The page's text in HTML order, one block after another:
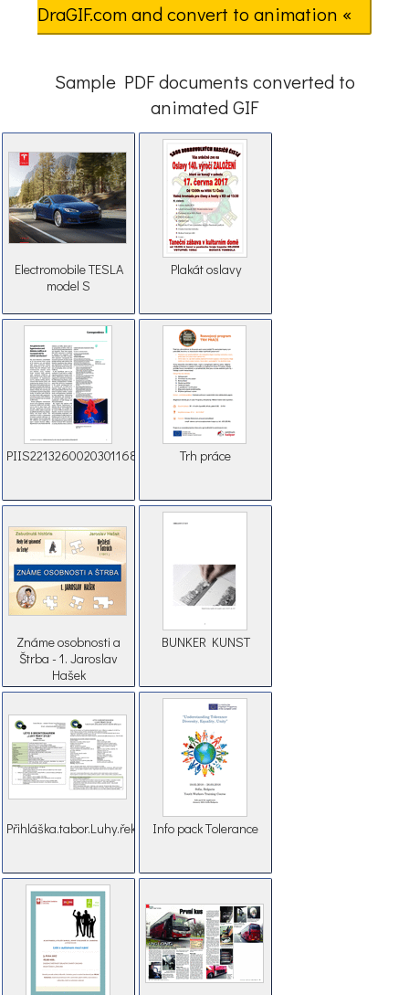
DraGIF.com and convert to animation «
Sample PDF documents converted to
animated GIF
Electromobile TESLA
model S
Plakát oslavy
PIIS2213260020301168 Trh práce
Známe osobnosti a
Štrba - 1. Jaroslav
Hašek
BUNKER KUNST
Přihláška.tabor.Luhy.řeky.Dyje.2017Info pack Тolerance